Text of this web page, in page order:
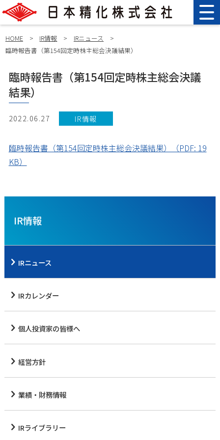
HOME > IR情報 > IRニュース
>
臨時報告書（第154回定時株主総会決議結果）
臨時報告書（第154回定時株主総会決議
結果）
2022.06.27 IR情報
臨時報告書（第154回定時株主総会決議結果）（PDF: 19
KB）
IR情報
IRニュース
IRカレンダー
個人投資家の皆様へ
経営方針
業績・財務情報
IRライブラリー